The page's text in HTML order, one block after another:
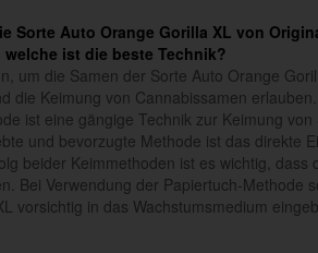
Sorte Auto Orange Gorilla XL von
welche ist die beste Technik?
um die Samen der Sorte Auto Orange
die Keimung von Cannabissamen erlauben.
ist eine gängige Technik zur Keimung
und bevorzugte Methode ist das direkte
beider Keimmethoden ist es wichtig, dass
Bei Verwendung der Papiertuch-Methode
vorsichtig in das Wachstumsmedium